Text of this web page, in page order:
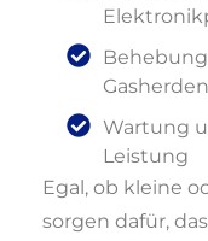
Gasherden
Wartung
Leistung
Egal, ob kleine
sorgen dafür,